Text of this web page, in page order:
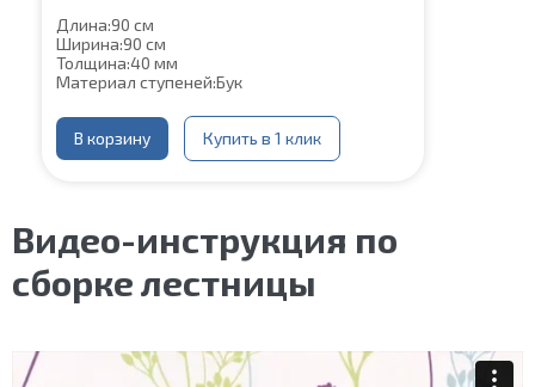
Длина:90 см
Ширина:90 см
Толщина:40 мм
Материал ступеней:Бук
В корзину Купить в 1 клик
Видео-инструкция по
сборке лестницы